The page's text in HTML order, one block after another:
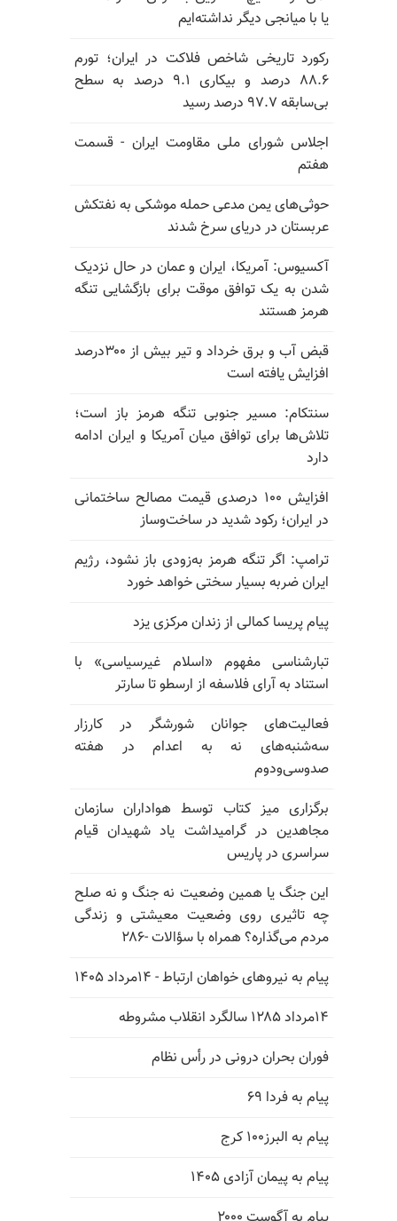
یا با میانجی دیگر نداشته‌ایم
رکورد تاریخی شاخص فلاکت در ایران؛ تورم
۸۸.۶ درصد و بیکاری ۹.۱ درصد به سطح
بی‌سابقه ۹۷.۷ درصد رسید
اجلاس شورای ملی مقاومت ایران - قسمت
هفتم
حوثی‌های یمن مدعی حمله موشکی به نفتکش
عربستان در دریای سرخ شدند
آکسیوس: آمریکا، ایران و عمان در حال نزدیک
شدن به یک توافق موقت برای بازگشایی تنگه
هرمز هستند
قبض آب و برق خرداد و تیر بیش از ۳۰۰درصد
افزایش یافته است
سنتکام: مسیر جنوبی تنگه هرمز باز است؛
تلاش‌ها برای توافق میان آمریکا و ایران ادامه
دارد
افزایش ۱۰۰ درصدی قیمت مصالح ساختمانی
در ایران؛ رکود شدید در ساخت‌وساز
ترامپ: اگر تنگه هرمز به‌زودی باز نشود، رژیم
ایران ضربه بسیار سختی خواهد خورد
پیام پریسا کمالی از زندان مرکزی یزد
تبارشناسی مفهوم «اسلام غیرسیاسی» با
استناد به آرای فلاسفه از ارسطو تا سارتر
فعالیت‌های جوانان شورشگر در کارزار
سه‌شنبه‌های نه به اعدام در هفته
صدوسی‌و‌دوم
برگزاری میز کتاب توسط هواداران سازمان
مجاهدین در گرامیداشت یاد شهیدان قیام
سراسری در پاریس
این جنگ یا همین وضعیت نه جنگ و نه صلح
چه تاثیری روی وضعیت معیشتی و زندگی
مردم می‌گذاره؟ همراه با سؤالات -۲۸۶
پیام به نیروهای خواهان ارتباط - ۱۴مرداد ۱۴۰۵
۱۴مرداد ۱۲۸۵ سالگرد انقلاب مشروطه
فوران بحران درونی در رأس نظام
پیام به فردا ۶۹
پیام به البرز۱۰۰ کرج
پیام به پیمان آزادی ۱۴۰۵